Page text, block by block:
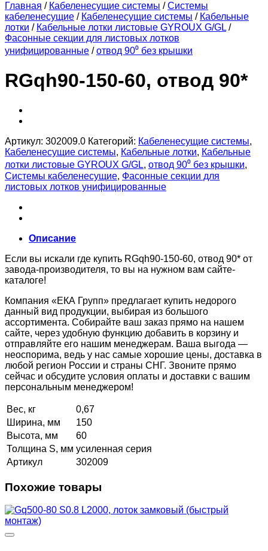
Главная / Кабеленесущие системы / Системы
кабеленесущие / Кабеленесущие системы / Кабельные
лотки / Кабельные лотки листовые GYROUX G/GL /
Фасонные секции для листовых лотков
унифицированные / отвод 90⁰ без крышки
RGqh90-150-60, отвод 90*
Артикул: 302009.0 Категорий: Кабеленесущие системы,
Кабеленесущие системы, Кабельные лотки, Кабельные
лотки листовые GYROUX G/GL, отвод 90⁰ без крышки,
Системы кабеленесущие, Фасонные секции для
листовых лотков унифицированные
Описание
Если вы искали где купить RGqh90-150-60, отвод 90* от
завода-производителя, то вы на нужном вам сайте-
каталоге!
Компания «ЕКА Групп» предлагает купить недорого
данный вид продукции, выбирая из большого
ассортимента. Собирайте ваш заказ прямо на нашем
сайте, через удобную функцию добавить в корзину и
отправляйте его нашим менеджерам. Ваша выгода —
неоспорима, ведь у нас самые хорошие цены, доставка в
любой регион России и страны СНГ. Звоните прямо
сейчас и обсудите условия оплаты и доставки с вашим
персональным менеджером!
Вес, кг
0,67
Ширина, мм
150
Высота, мм
60
Толщина S, мм усиленная серия
Артикул
302009
Похожие товары